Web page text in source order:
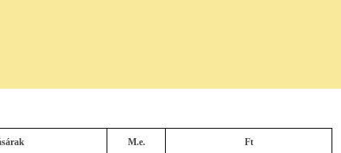
M.e.
Ft